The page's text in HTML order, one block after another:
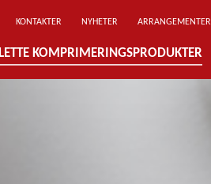
KONTAKTER NYHETER ARRANGEMENTER
LETTE KOMPRIMERINGSPRODUKTER